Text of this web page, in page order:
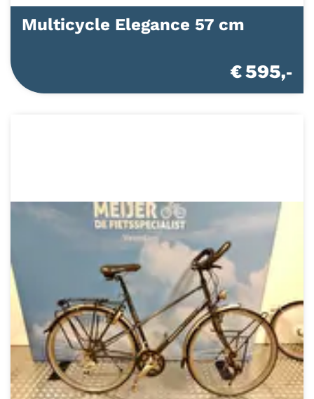
Multicycle Elegance 57 cm
€ 595,-